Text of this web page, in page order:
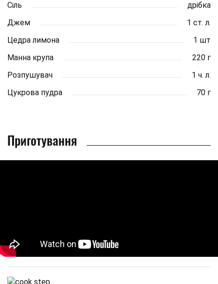
Сіль
дрібка
Джем
1 ст. л.
Цедра лимона
1 шт
Манна крупа
220 г
Розпушувач
1 ч. л.
Цукрова пудра
70 г
Приготування